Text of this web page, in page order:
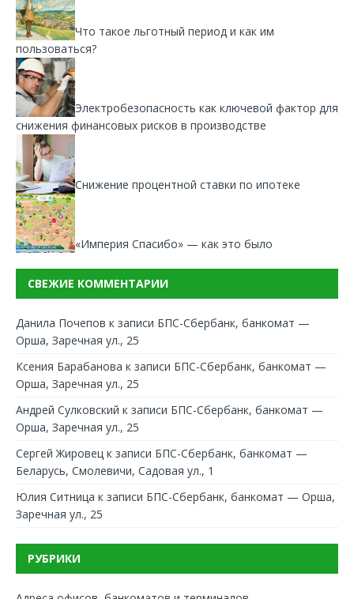
Что такое льготный период и как им
пользоваться?
Электробезопасность как ключевой фактор для
снижения финансовых рисков в производстве
Снижение процентной ставки по ипотеке
«Империя Спасибо» — как это было
СВЕЖИЕ КОММЕНТАРИИ
Данила Почепов к записи БПС-Сбербанк, банкомат —
Орша, Заречная ул., 25
Ксения Барабанова к записи БПС-Сбербанк, банкомат —
Орша, Заречная ул., 25
Андрей Сулковский к записи БПС-Сбербанк, банкомат —
Орша, Заречная ул., 25
Сергей Жировец к записи БПС-Сбербанк, банкомат —
Беларусь, Смолевичи, Садовая ул., 1
Юлия Ситница к записи БПС-Сбербанк, банкомат — Орша,
Заречная ул., 25
РУБРИКИ